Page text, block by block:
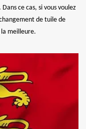
ce cas, si vous voulez
de tuile de
la meilleure.